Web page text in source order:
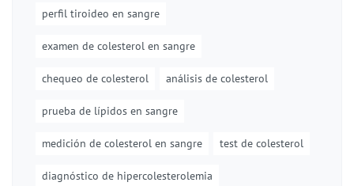
perfil tiroideo en sangre
examen de colesterol en sangre
chequeo de colesterol análisis de colesterol
prueba de lípidos en sangre
medición de colesterol en sangre test de colesterol
diagnóstico de hipercolesterolemia